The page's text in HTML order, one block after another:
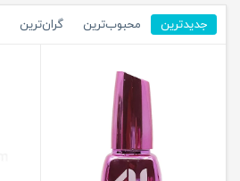
جدیدترین محبوب‌ترین گران‌ترین